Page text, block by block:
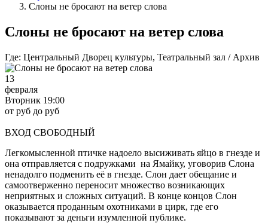
Слоны не бросают на ветер слова
Слоны не бросают на ветер слова
Где: Центральный Дворец культуры, Театральный зал / Архив
13
февраля
Вторник 19:00
от руб до руб
ВХОД СВОБОДНЫЙ
Легкомысленной птичке надоело высиживать яйцо в гнезде и
она отправляется с подружками на Ямайку, уговорив Слона
ненадолго подменить её в гнезде. Слон дает обещание и
самоотверженно переносит множество возникающих
неприятных и сложных ситуаций. В конце концов Слон
оказывается проданным охотниками в цирк, где его
показывают за деньги изумленной публике.